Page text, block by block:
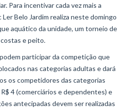
Para incentivar cada vez mais a
Belo Jardim realiza neste domingo
aquático da unidade, um torneio de
e peito.
participar da competição que
nas categorias adultas e dará
os competidores das categorias
4 (comerciários e dependentes) e
antecipadas devem ser realizadas